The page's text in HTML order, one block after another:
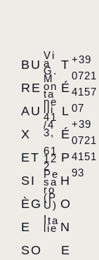
BU
RE
AU
X
ET
SI
ÈG
E
SO
Vi
a
G.
M
on
ta
ne
lli
41
/4
3,
61
12
2
Pe
sa
ro
(P
U)
,
Ita
lie
T
É
L
É
P
H
O
N
E
+39
0721
4157
07
+39
0721
4151
93